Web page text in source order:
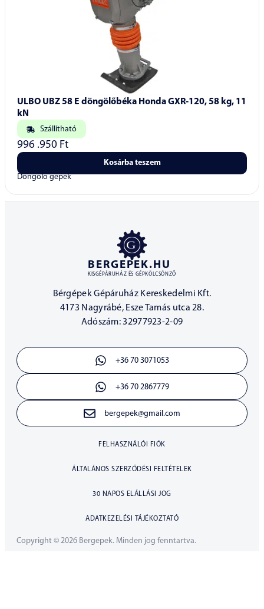
ULBO UBZ 58 E döngölőbéka Honda GXR-120, 58 kg, 11
kN
Szállítható
996 .950 Ft
Kosárba teszem
Döngölő gépek
BERGEPEK.HU
KISGÉPÁRUHÁZ ÉS GÉPKÖLCSÖNZŐ
Bérgépek Gépáruház Kereskedelmi Kft.
4173 Nagyrábé, Esze Tamás utca 28.
Adószám: 32977923-2-09
+36 70 3071053
+36 70 2867779
bergepek@gmail.com
FELHASZNÁLÓI FIÓK
ÁLTALÁNOS SZERZŐDÉSI FELTÉTELEK
30 NAPOS ELÁLLÁSI JOG
ADATKEZELÉSI TÁJÉKOZTATÓ
Copyright © 2026 Bergepek. Minden jog fenntartva.